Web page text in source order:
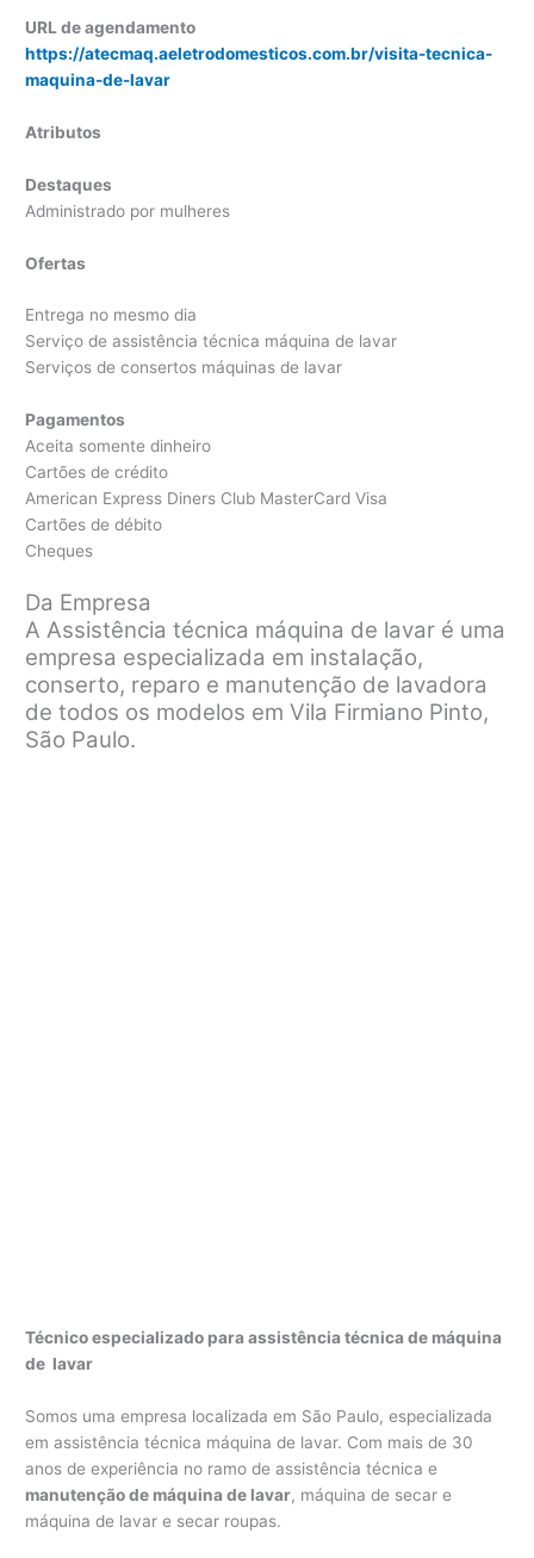
URL de agendamento
https://atecmaq.aeletrodomesticos.com.br/visita-tecnica-
maquina-de-lavar
Atributos
Destaques
Administrado por mulheres
Ofertas
Entrega no mesmo dia
Serviço de assistência técnica máquina de lavar
Serviços de consertos máquinas de lavar
Pagamentos
Aceita somente dinheiro
Cartões de crédito
American Express Diners Club MasterCard Visa
Cartões de débito
Cheques
Da Empresa
A Assistência técnica máquina de lavar é uma
empresa especializada em instalação,
conserto, reparo e manutenção de lavadora
de todos os modelos em Vila Firmiano Pinto,
São Paulo.
Técnico especializado para assistência técnica de máquina
de lavar
Somos uma empresa localizada em São Paulo, especializada
em assistência técnica máquina de lavar. Com mais de 30
anos de experiência no ramo de assistência técnica e
manutenção de máquina de lavar, máquina de secar e
máquina de lavar e secar roupas.